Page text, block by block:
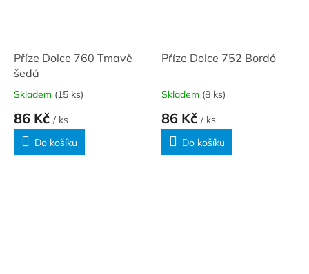
Příze Dolce 760 Tmavě
šedá
Skladem (15 ks)
86 Kč / ks
Do košíku
Příze Dolce 752 Bordó
Skladem (8 ks)
86 Kč / ks
Do košíku